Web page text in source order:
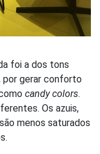
foi a dos tons
por gerar conforto
candy colors.
Os azuis,
menos saturados